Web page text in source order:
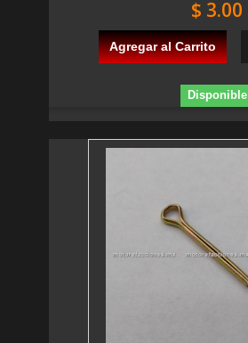
$ 3.00
Agregar al Carrito
Disponible